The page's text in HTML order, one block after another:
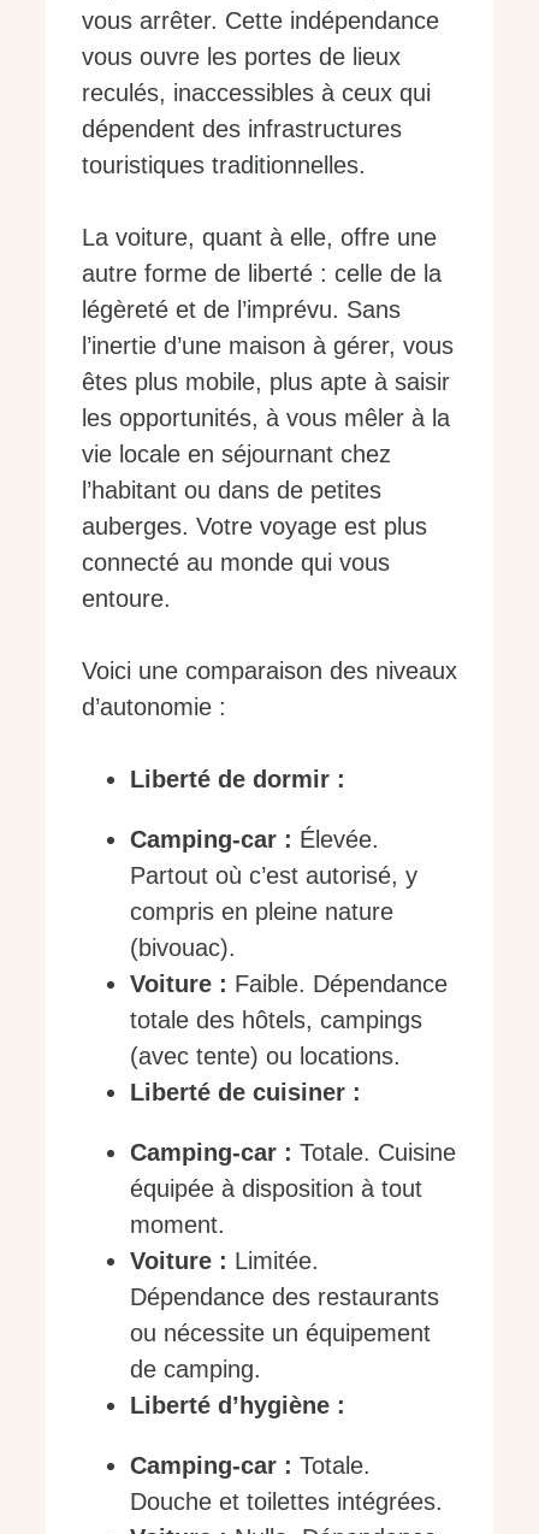
vous arrêter. Cette indépendance
vous ouvre les portes de lieux
reculés, inaccessibles à ceux qui
dépendent des infrastructures
touristiques traditionnelles.
La voiture, quant à elle, offre une
autre forme de liberté : celle de la
légèreté et de l’imprévu. Sans
l’inertie d’une maison à gérer, vous
êtes plus mobile, plus apte à saisir
les opportunités, à vous mêler à la
vie locale en séjournant chez
l’habitant ou dans de petites
auberges. Votre voyage est plus
connecté au monde qui vous
entoure.
Voici une comparaison des niveaux
d’autonomie :
Liberté de dormir :
Camping-car : Élevée.
Partout où c’est autorisé, y
compris en pleine nature
(bivouac).
Voiture : Faible. Dépendance
totale des hôtels, campings
(avec tente) ou locations.
Liberté de cuisiner :
Camping-car : Totale. Cuisine
équipée à disposition à tout
moment.
Voiture : Limitée.
Dépendance des restaurants
ou nécessite un équipement
de camping.
Liberté d’hygiène :
Camping-car : Totale.
Douche et toilettes intégrées.